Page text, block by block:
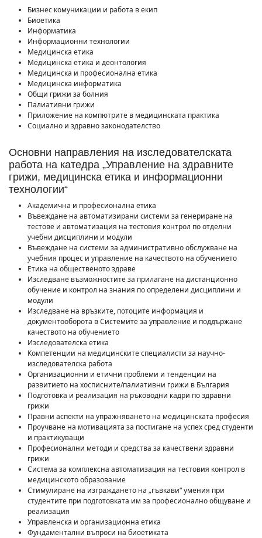
Бизнес комуникации и работа в екип
Биоетика
Информатика
Информационни технологии
Медицинска етика
Медицинска етика и деонтология
Медицинска и професионална етика
Медицинска информатика
Общи грижи за болния
Палиативни грижи
Приложение на компютрите в медицинската практика
Социално и здравно законодателство
Основни направления на изследователската
работа на катедра „Управление на здравните
грижи, медицинска етика и информационни
технологии“
Академична и професионална етика
Въвеждане на автоматизирани системи за генериране на
тестове и автоматизация на тестовия контрол по отделни
учебни дисциплини и модули
Въвеждане на системи за административно обслужване на
учебния процес и управление на качеството на обучението
Етика на общественото здраве
Изследване възможностите за прилагане на дистанционно
обучение и контрол на знания по определени дисциплини и
модули
Изследване на връзките, потоците информация и
документооборота в Системите за управление и поддържане
качеството на обучението
Изследователска етика
Компетенции на медицинските специалисти за научно-
изследователска работа
Организационни и етични проблеми и тенденции на
развитието на хосписните/палиативни грижи в България
Подготовка и реализация на ръководни кадри по здравни
грижи
Правни аспекти на упражняването на медицинската професия
Проучване на мотивацията за постигане на успех сред студенти
и практикуващи
Професионални методи и средства за качествени здравни
грижи
Система за комплексна автоматизация на тестовия контрол в
медицинското образование
Стимулиране на изграждането на „гъвкави“ умения при
студентите при подготовката им за професионално общуване и
реализация
Управленска и организационна етика
Фундаментални въпроси на биоетиката